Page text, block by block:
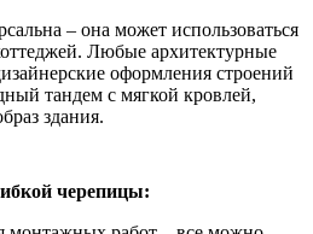
– она может использоваться
Любые архитектурные
оформления строений
тандем с мягкой кровлей,
здания.
черепицы: